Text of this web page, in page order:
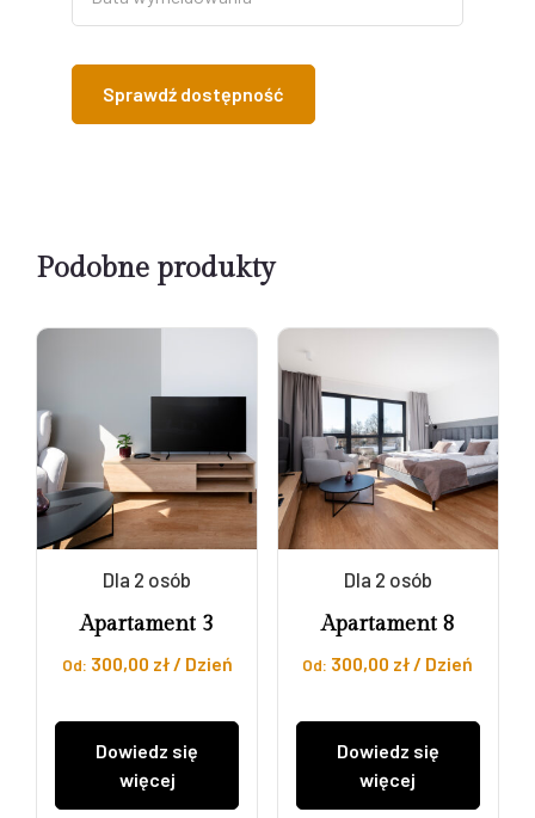
Podobne produkty
Dla 2 osób
Apartament 3
300,00 zł / Dzień
Dowiedz się
więcej
Dla 2 osób
Apartament 8
300,00 zł / Dzień
Dowiedz się
więcej